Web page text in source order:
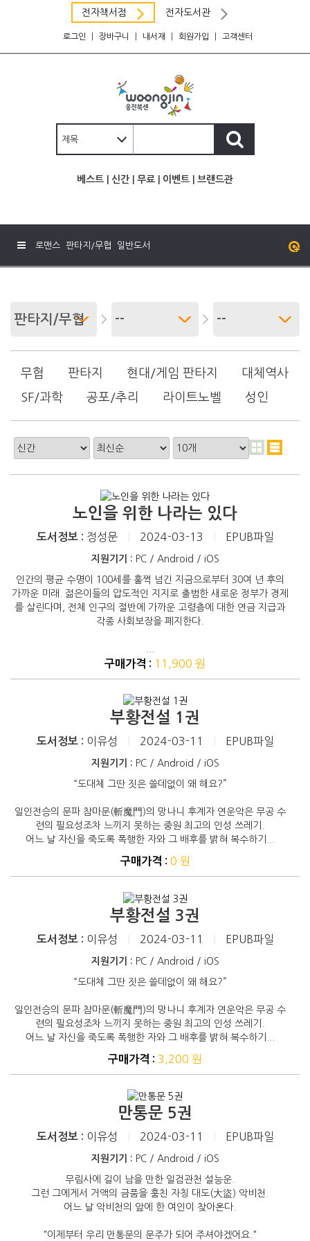
전자책서점 전자도서관
로그인 장바구니 내서재 회원가입 고객센터
베스트 신간 무료 이벤트 브랜드관
로맨스 판타지/무협 일반도서
무협 판타지 현대/게임 판타지
대체역사
SF/과학
공포/추리 라이트노벨 성인
노인을 위한 나라는 있다
도서정보 : 정성문 2024-03-13 EPUB파일
지원기기 : PC / Android / iOS
인간의 평균 수명이 100세를 훌쩍 넘긴 지금으로부터 30여 년 후의
가까운 미래. 젊은이들의 압도적인 지지로 출범한 새로운 정부가 경제
를 살린다며, 전체 인구의 절반에 가까운 고령층에 대한 연금 지급과
각종 사회보장을 폐지한다.
구매가격 : 11,900 원
부황전설 1권
도서정보 : 이유성 2024-03-11 EPUB파일
지원기기 : PC / Android / iOS
“도대체 그딴 짓은 쓸데없이 왜 해요?”
일인전승의 문파 참마문(斬魔門)의 망나니 후계자 연운악은 무공 수
련의 필요성조차 느끼지 못하는 중원 최고의 인성 쓰레기.
어느 날 자신을 죽도록 폭행한 자와 그 배후를 밝혀 복수하기...
구매가격 : 0 원
부황전설 3권
도서정보 : 이유성 2024-03-11 EPUB파일
지원기기 : PC / Android / iOS
“도대체 그딴 짓은 쓸데없이 왜 해요?”
일인전승의 문파 참마문(斬魔門)의 망나니 후계자 연운악은 무공 수
련의 필요성조차 느끼지 못하는 중원 최고의 인성 쓰레기.
어느 날 자신을 죽도록 폭행한 자와 그 배후를 밝혀 복수하기...
구매가격 : 3,200 원
만통문 5권
도서정보 : 이유성 2024-03-11 EPUB파일
지원기기 : PC / Android / iOS
무림사에 길이 남을 만한 일검관천 설능운.
그런 그에게서 거액의 금품을 훔친 자칭 대도(大盜) 악비천.
어느 날 악비천의 앞에 한 여인이 찾아온다.
"이제부터 우리 만통문의 문주가 되어 주셔야겠어요."